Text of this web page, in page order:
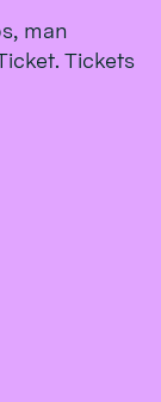
man
Tickets